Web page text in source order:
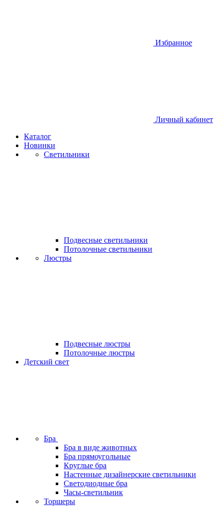
Избранное
Личный кабинет
Каталог
Новинки
Светильники
Подвесные светильники
Потолочные светильники
Люстры
Подвесные люстры
Потолочные люстры
Детский свет
Бра
Бра в виде животных
Бра прямоугольные
Круглые бра
Настенные дизайнерские светильники
Светодиодные бра
Часы-светильник
Торшеры